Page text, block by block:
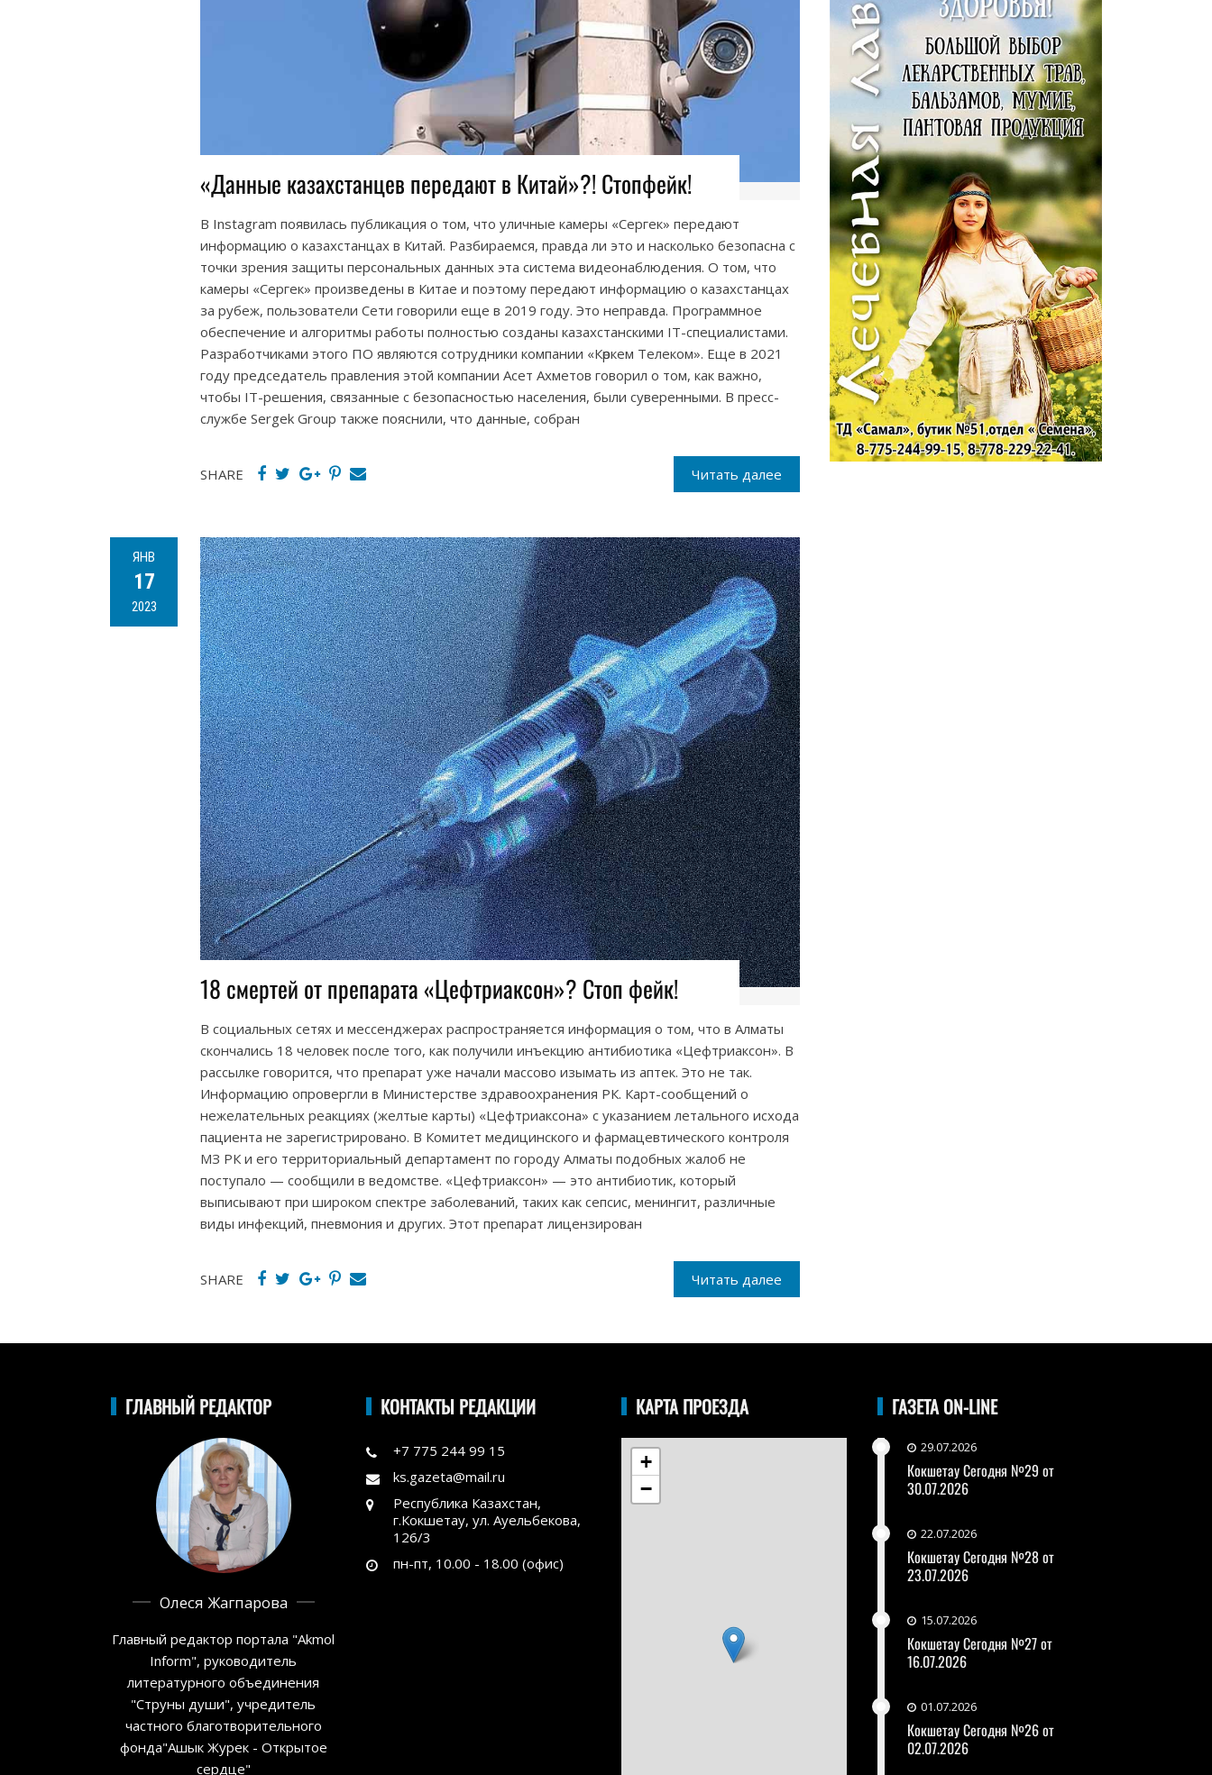
«Данные казахстанцев передают в Китай»?! Стопфейк!
В Instagram появилась публикация о том, что уличные камеры «Сергек» передают
информацию о казахстанцах в Китай. Разбираемся, правда ли это и насколько безопасна с
точки зрения защиты персональных данных эта система видеонаблюдения. О том, что
камеры «Сергек» произведены в Китае и поэтому передают информацию о казахстанцах
за рубеж, пользователи Сети говорили еще в 2019 году. Это неправда. Программное
обеспечение и алгоритмы работы полностью созданы казахстанскими IT-специалистами.
Разработчиками этого ПО являются сотрудники компании «Көркем Телеком». Еще в 2021
году председатель правления этой компании Асет Ахметов говорил о том, как важно,
чтобы IT-решения, связанные с безопасностью населения, были суверенными. В пресс-
службе Sergek Group также пояснили, что данные, собран
Читать далее
SHARE
ЯНВ
17
2023
18 смертей от препарата «Цефтриаксон»? Стоп фейк!
В социальных сетях и мессенджерах распространяется информация о том, что в Алматы
скончались 18 человек после того, как получили инъекцию антибиотика «Цефтриаксон». В
рассылке говорится, что препарат уже начали массово изымать из аптек. Это не так.
Информацию опровергли в Министерстве здравоохранения РК. Карт-сообщений о
нежелательных реакциях (желтые карты) «Цефтриаксона» с указанием летального исхода
пациента не зарегистрировано. В Комитет медицинского и фармацевтического контроля
МЗ РК и его территориальный департамент по городу Алматы подобных жалоб не
поступало — сообщили в ведомстве. «Цефтриаксон» — это антибиотик, который
выписывают при широком спектре заболеваний, таких как сепсис, менингит, различные
виды инфекций, пневмония и других. Этот препарат лицензирован
Читать далее
SHARE
ГЛАВНЫЙ РЕДАКТОР
Олеся Жагпарова
Главный редактор портала "Akmol
Inform", руководитель
литературного объединения
"Струны души", учредитель
частного благотворительного
фонда"Ашык Журек - Открытое
сердце"
КОНТАКТЫ РЕДАКЦИИ
+7 775 244 99 15
ks.gazeta@mail.ru
Республика Казахстан,
г.Кокшетау, ул. Ауельбекова,
126/3
пн-пт, 10.00 - 18.00 (офис)
КАРТА ПРОЕЗДА
+
−
ГАЗЕТА ON-LINE
29.07.2026
Кокшетау Сегодня №29 от
30.07.2026
22.07.2026
Кокшетау Сегодня №28 от
23.07.2026
15.07.2026
Кокшетау Сегодня №27 от
16.07.2026
01.07.2026
Кокшетау Сегодня №26 от
02.07.2026